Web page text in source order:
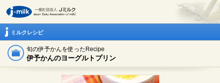
ミルクレシピ
旬の伊予かんを使ったRecipe
伊予かんのヨーグルトプリン